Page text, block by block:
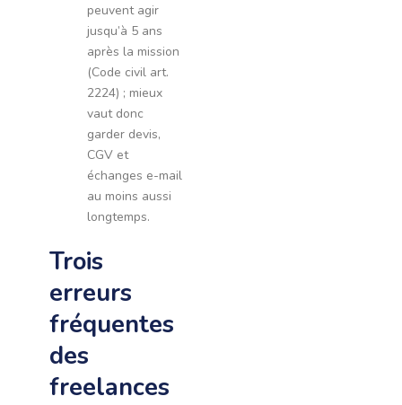
peuvent agir
jusqu’à 5 ans
après la mission
(Code civil art.
2224) ; mieux
vaut donc
garder devis,
CGV et
échanges e-mail
au moins aussi
longtemps.
Trois
erreurs
fréquentes
des
freelances